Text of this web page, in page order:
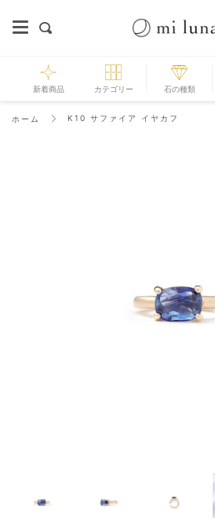
content探
新着商品 カテゴリー 石の種類
ホーム K10 サファイア イヤカフ